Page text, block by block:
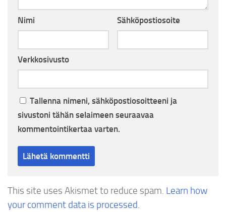
Nimi Sähköpostiosoite
Verkkosivusto
Tallenna nimeni, sähköpostiosoitteeni ja
sivustoni tähän selaimeen seuraavaa
kommentointikertaa varten.
This site uses Akismet to reduce spam. Learn how
your comment data is processed.